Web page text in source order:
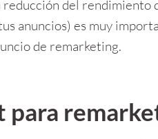
del rendimiento
anuncios) es muy
de remarketing.
para